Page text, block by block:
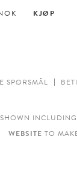
KJØP
SPØRSMÅL
WEBSITE TO